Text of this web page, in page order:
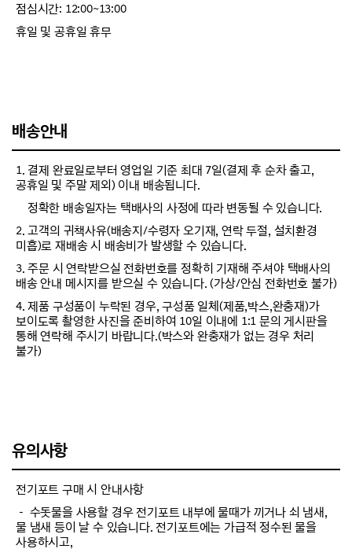
점심시간: 12:00~13:00
휴일 및 공휴일 휴무
배송안내
1. 결제 완료일로부터 영업일 기준 최대 7일(결제 후 순차 출고,
공휴일 및 주말 제외) 이내 배송됩니다.
정확한 배송일자는 택배사의 사정에 따라 변동될 수 있습니다.
2. 고객의 귀책사유(배송지/수령자 오기재, 연락 두절, 설치환경
미흡)로 재배송 시 배송비가 발생할 수 있습니다.
3. 주문 시 연락받으실 전화번호를 정확히 기재해 주셔야 택배사의
배송 안내 메시지를 받으실 수 있습니다. (가상/안심 전화번호 불가)
4. 제품 구성품이 누락된 경우, 구성품 일체(제품,박스,완충재)가
보이도록 촬영한 사진을 준비하여 10일 이내에 1:1 문의 게시판을
통해 연락해 주시기 바랍니다.(박스와 완충재가 없는 경우 처리
불가)
유의사항
전기포트 구매 시 안내사항
－ 수돗물을 사용할 경우 전기포트 내부에 물때가 끼거나 쇠 냄새,
물 냄새 등이 날 수 있습니다. 전기포트에는 가급적 정수된 물을
사용하시고,